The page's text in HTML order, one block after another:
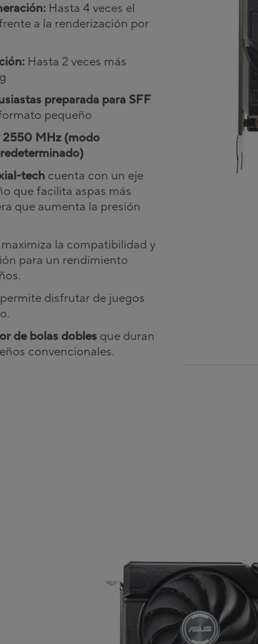
Hasta 4 veces el
a la renderización por
Hasta 2 veces más
preparada para SFF
pequeño
2550 MHz (modo
tech cuenta con un eje
que facilita aspas más
que aumenta la presión
la compatibilidad y
para un rendimiento
disfrutar de juegos
de bolas dobles que duran
convencionales.